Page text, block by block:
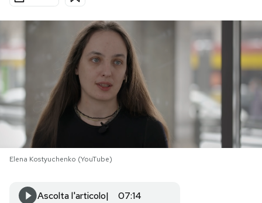
Economia
PODCAST
NEWSLETTER
I MIEI PREFERITI
SHOP
Elena Kostyuchenko (YouTube)
Ascolta l'articolo 07:14